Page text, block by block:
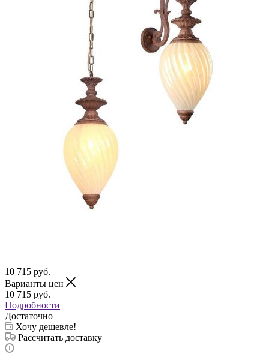
10 715 руб.
Варианты цен
10 715 руб.
Подробности
Достаточно
Хочу дешевле!
Рассчитать доставку